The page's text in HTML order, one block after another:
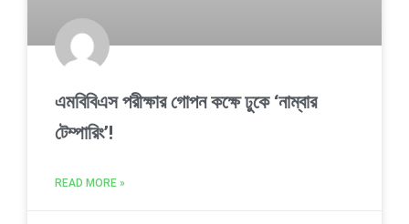
এমবিবিএস পরীক্ষার গোপন কক্ষে ঢুকে ‘নাম্বার
টেম্পারিং’!
READ MORE »